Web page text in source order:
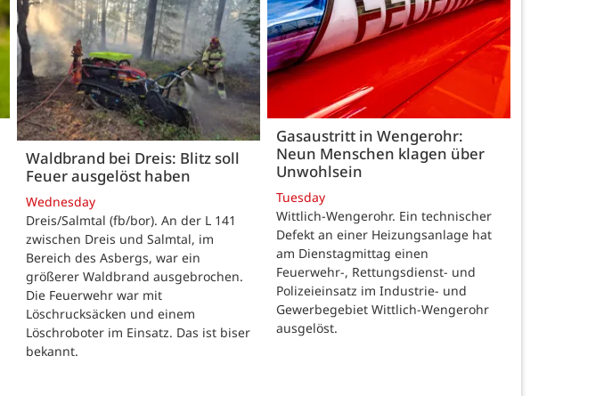
Waldbrand bei Dreis: Blitz soll
Feuer ausgelöst haben
Wednesday
Dreis/Salmtal (fb/bor). An der L 141
zwischen Dreis und Salmtal, im
Bereich des Asbergs, war ein
größerer Waldbrand ausgebrochen.
Die Feuerwehr war mit
Löschrucksäcken und einem
Löschroboter im Einsatz. Das ist biser
bekannt.
Gasaustritt in Wengerohr:
Neun Menschen klagen über
Unwohlsein
Tuesday
Wittlich-Wengerohr. Ein technischer
Defekt an einer Heizungsanlage hat
am Dienstagmittag einen
Feuerwehr-, Rettungsdienst- und
Polizeieinsatz im Industrie- und
Gewerbegebiet Wittlich-Wengerohr
ausgelöst.